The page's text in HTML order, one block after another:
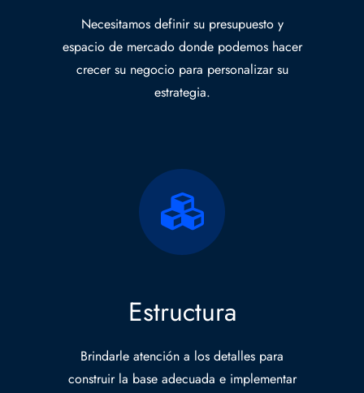
Necesitamos definir su presupuesto y
espacio de mercado donde podemos hacer
crecer su negocio para personalizar su
estrategia.
Estructura
Brindarle atención a los detalles para
construir la base adecuada e implementar